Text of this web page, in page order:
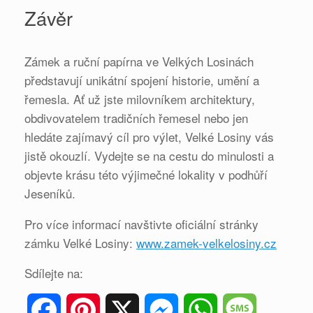
Závěr
Zámek a ruční papírna ve Velkých Losinách
představují unikátní spojení historie, umění a
řemesla. Ať už jste milovníkem architektury,
obdivovatelem tradičních řemesel nebo jen
hledáte zajímavý cíl pro výlet, Velké Losiny vás
jistě okouzlí. Vydejte se na cestu do minulosti a
objevte krásu této výjimečné lokality v podhůří
Jeseníků.
Pro více informací navštivte oficiální stránky
zámku Velké Losiny: www.zamek-velkelosiny.cz
Sdílejte na:
W